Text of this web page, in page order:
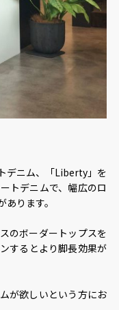
デニム、「Liberty」を
トデニムで、幅広のロ
ります。
のボーダートップスを
するとより脚長効果が
が欲しいという方にお